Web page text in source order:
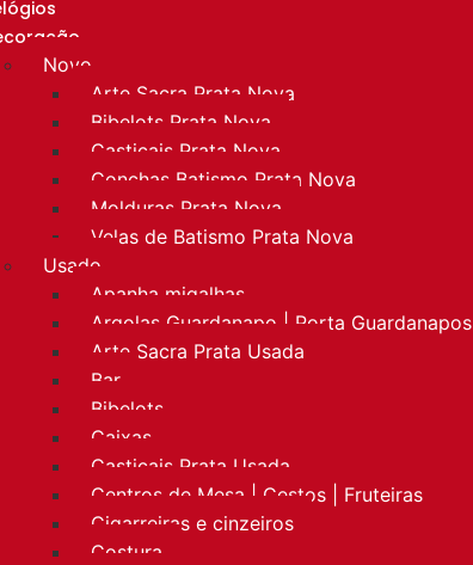
Novo
Arte Sacra Prata Nova
Bibelots Prata Nova
Castiçais Prata Nova
Conchas Batismo Prata Nova
Molduras Prata Nova
Velas de Batismo Prata Nova
Usado
Apanha migalhas
Argolas Guardanapo | Porta Guardanapos
Arte Sacra Prata Usada
Bar
Bibelots
Caixas
Castiçais Prata Usada
Centros de Mesa | Cestos | Fruteiras
Cigarreiras e cinzeiros
Costura